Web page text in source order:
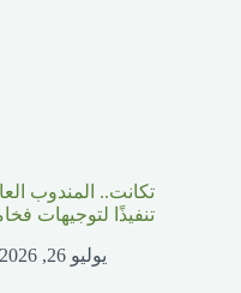
تكانت.. المندوب
تنفيذًا لتوجيهات
يوليو 26, 2026